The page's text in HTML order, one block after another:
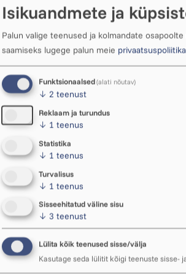
Fotod: Jazzkaar
peo käima!
fuajees andis tasuta
Voorandi, Mihkel
kontserdiks.
29. aprill 2026 ・ 10.37
Isikuandmete ja
Palun valige teenused ja kolmandate
saamiseks lugege palun meie
Funktsionaalsed(alati nõutav)
↓ 2 teenust
Reklaam ja turundus
↓ 1 teenus
Statistika
↓ 1 teenus
Turvalisus
↓ 1 teenus
Sisseehitatud väline sisu
↓ 3 teenust
Lülita kõik teenused sisse/välja
Kasutage seda lülitit kõigi teenuste sisse-